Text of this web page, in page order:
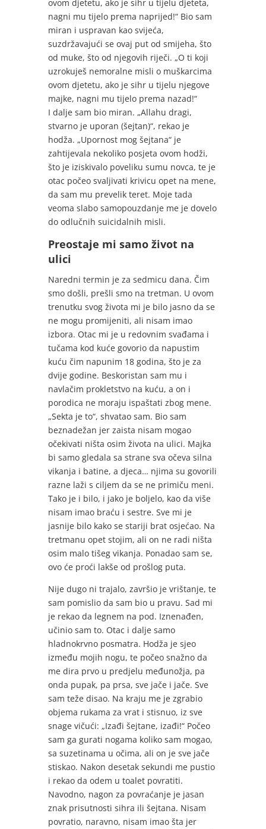
ovom djetetu, ako je sihr u tijelu djeteta,
nagni mu tijelo prema naprijed!“ Bio sam
miran i uspravan kao svijeća,
suzdržavajući se ovaj put od smijeha, što
od muke, što od njegovih riječi. „O ti koji
uzrokuješ nemoralne misli o muškarcima
ovom djetetu, ako je sihr u tijelu njegove
majke, nagni mu tijelo prema nazad!“
I dalje sam bio miran. „Allahu dragi,
stvarno je uporan (šejtan)“, rekao je
hodža. „Upornost mog šejtana“ je
zahtijevala nekoliko posjeta ovom hodži,
što je iziskivalo poveliku sumu novca, te je
otac počeo svaljivati krivicu opet na mene,
da sam mu prevelik teret. Moje tada
veoma slabo samopouzdanje me je dovelo
do odlučnih suicidalnih misli.
Preostaje mi samo život na
ulici
Naredni termin je za sedmicu dana. Čim
smo došli, prešli smo na tretman. U ovom
trenutku svog života mi je bilo jasno da se
ne mogu promijeniti, ali nisam imao
izbora. Otac mi je u redovnim svađama i
tučama kod kuće govorio da napustim
kuću čim napunim 18 godina, što je za
dvije godine. Beskoristan sam mu i
navlačim prokletstvo na kuću, a on i
porodica ne moraju ispaštati zbog mene.
„Sekta je to“, shvatao sam. Bio sam
beznadežan jer zaista nisam mogao
očekivati ništa osim života na ulici. Majka
bi samo gledala sa strane sva očeva silna
vikanja i batine, a djeca… njima su govorili
razne laži s ciljem da se ne primiču meni.
Tako je i bilo, i jako je boljelo, kao da više
nisam imao braću i sestre. Sve mi je
jasnije bilo kako se stariji brat osjećao. Na
tretmanu opet stojim, ali on ne radi ništa
osim malo tišeg vikanja. Ponadao sam se,
ovo će proći lakše od prošlog puta.
Nije dugo ni trajalo, završio je vrištanje, te
sam pomislio da sam bio u pravu. Sad mi
je rekao da legnem na pod. Iznenađen,
učinio sam to. Otac i dalje samo
hladnokrvno posmatra. Hodža je sjeo
između mojih nogu, te počeo snažno da
me dira prvo u predjelu međunožja, pa
onda pupak, pa prsa, sve jače i jače. Sve
sam teže disao. Na kraju me je zgrabio
objema rukama za vrat i stisnuo, iz sve
snage vičući: „Izađi šejtane, izađi!“ Počeo
sam ga gurati nogama koliko sam mogao,
sa suzetinama u očima, ali on je sve jače
stiskao. Nakon desetak sekundi me pustio
i rekao da odem u toalet povratiti.
Navodno, nagon za povraćanje je jasan
znak prisutnosti sihra ili šejtana. Nisam
povratio, naravno, nisam imao šta jer